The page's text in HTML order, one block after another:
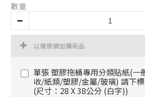
數量
以優惠價加購商品
單張 塑膠拖桶專用分類貼紙(一
收/紙類/塑膠/金屬/玻璃) 請下
(尺寸：28 X 38公分 (白字))